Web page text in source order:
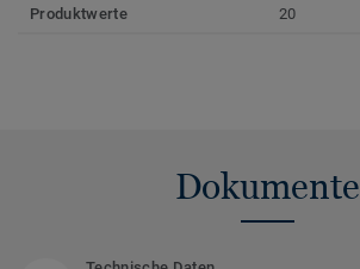
Produktwerte 20
Dokumente